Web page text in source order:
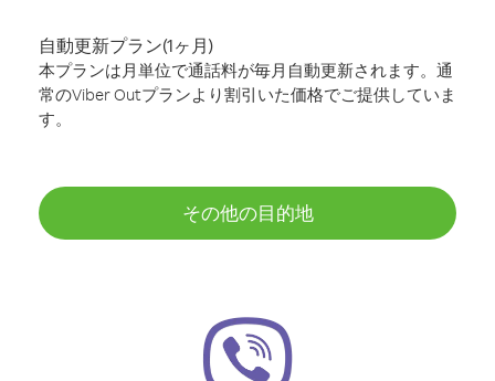
自動更新プラン(1ヶ月)
本プランは月単位で通話料が毎月自動更新されます。通
常のViber Outプランより割引いた価格でご提供していま
す。
その他の目的地